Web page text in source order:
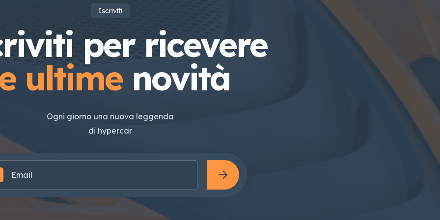
Iscriviti
per ricevere
ultimenovità
Ogni giorno una nuova leggenda
di hypercar